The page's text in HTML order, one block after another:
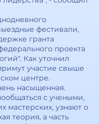
фестивали,
гранта
проекта
Как уточнил
участие свыше
центре.
насыщенная.
с учеными,
мастерских, узнают о
теория, а часть